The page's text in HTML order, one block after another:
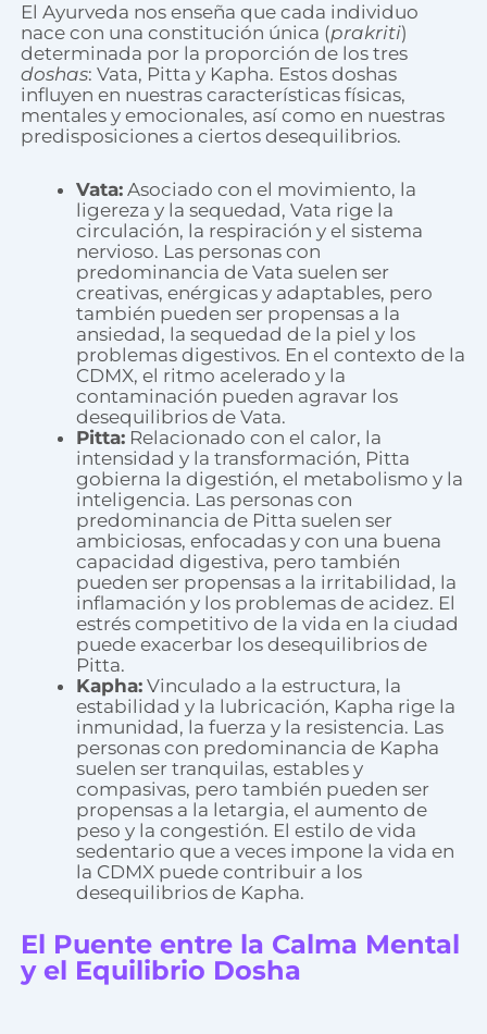
El Ayurveda nos enseña que cada individuo
nace con una constitución única (prakriti)
determinada por la proporción de los tres
doshas: Vata, Pitta y Kapha. Estos doshas
influyen en nuestras características físicas,
mentales y emocionales, así como en nuestras
predisposiciones a ciertos desequilibrios.
Vata: Asociado con el movimiento, la
ligereza y la sequedad, Vata rige la
circulación, la respiración y el sistema
nervioso. Las personas con
predominancia de Vata suelen ser
creativas, enérgicas y adaptables, pero
también pueden ser propensas a la
ansiedad, la sequedad de la piel y los
problemas digestivos. En el contexto de la
CDMX, el ritmo acelerado y la
contaminación pueden agravar los
desequilibrios de Vata.
Pitta: Relacionado con el calor, la
intensidad y la transformación, Pitta
gobierna la digestión, el metabolismo y la
inteligencia. Las personas con
predominancia de Pitta suelen ser
ambiciosas, enfocadas y con una buena
capacidad digestiva, pero también
pueden ser propensas a la irritabilidad, la
inflamación y los problemas de acidez. El
estrés competitivo de la vida en la ciudad
puede exacerbar los desequilibrios de
Pitta.
Kapha: Vinculado a la estructura, la
estabilidad y la lubricación, Kapha rige la
inmunidad, la fuerza y la resistencia. Las
personas con predominancia de Kapha
suelen ser tranquilas, estables y
compasivas, pero también pueden ser
propensas a la letargia, el aumento de
peso y la congestión. El estilo de vida
sedentario que a veces impone la vida en
la CDMX puede contribuir a los
desequilibrios de Kapha.
El Puente entre la Calma Mental
y el Equilibrio Dosha